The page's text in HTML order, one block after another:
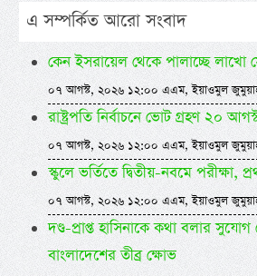
এ সম্পর্কিত আরো সংবাদ
কেন ইসরায়েল থেকে পালাচ্ছে লাখো
০৭ আগস্ট, ২০২৬ ১২:০০ এএম, ইয়াওমুল
রাষ্ট্রপতি নির্বাচনে ভোট গ্রহণ ২০
০৭ আগস্ট, ২০২৬ ১২:০০ এএম, ইয়াওমুল
স্কুলে ভর্তিতে দ্বিতীয়-নবমে পরীক্ষা,
০৭ আগস্ট, ২০২৬ ১২:০০ এএম, ইয়াওমুল
দণ্ড-প্রাপ্ত হাসিনাকে কথা বলার
বাংলাদেশের তীব্র ক্ষোভ